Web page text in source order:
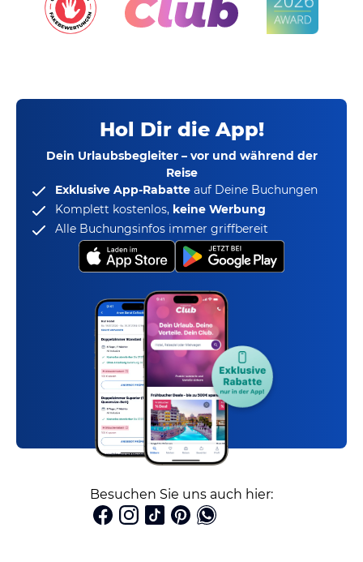
Hol Dir die App!
Dein Urlaubsbegleiter – vor und während der
Reise
Exklusive App-Rabatte auf Deine Buchungen
Komplett kostenlos, keine Werbung
Alle Buchungsinfos immer griffbereit
Besuchen Sie uns auch hier: